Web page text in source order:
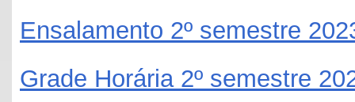
Ensalamento 2º semestre
Grade Horária 2º semestre